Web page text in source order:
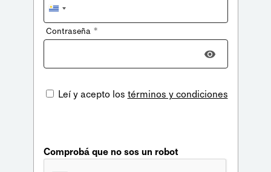
Uruguay
+598
Contraseña *
Leí y acepto los términos y condiciones
Comprobá que no sos un robot